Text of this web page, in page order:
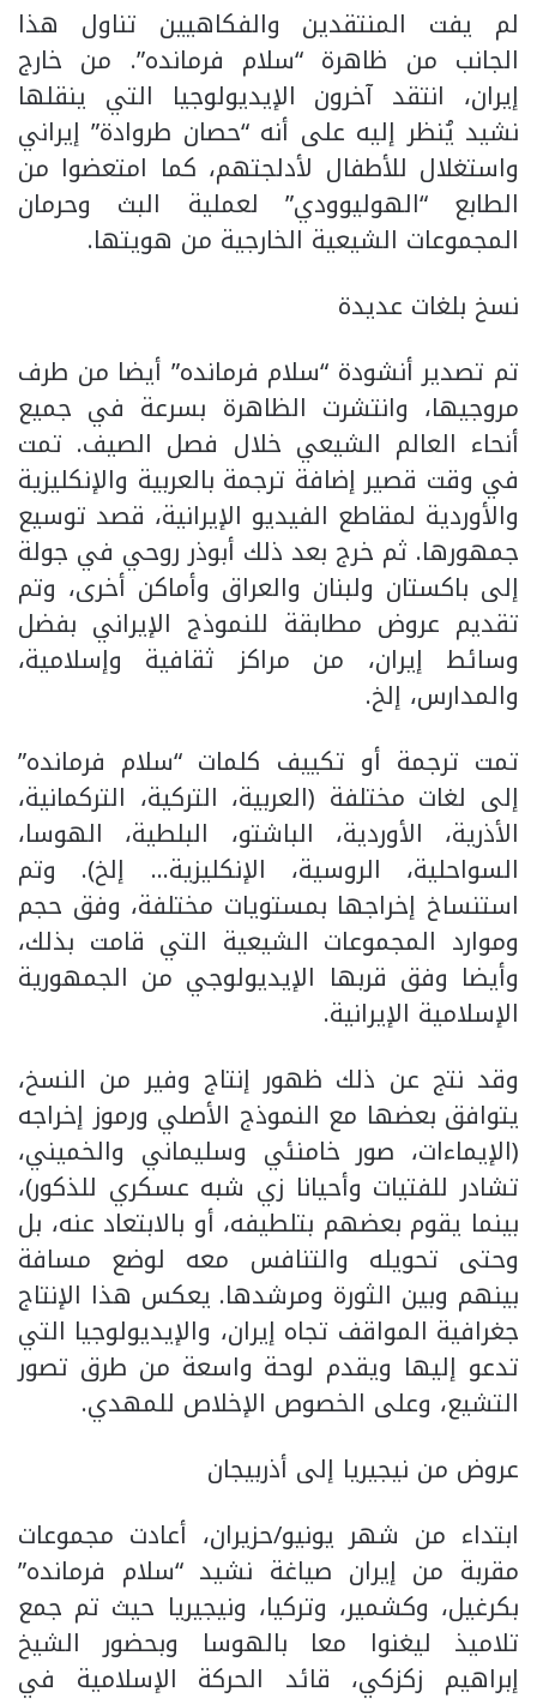
لم يفت المنتقدين والفكاهيين تناول هذا
الجانب من ظاهرة “سلام فرمانده”. من خارج
إيران، انتقد آخرون الإيديولوجيا التي ينقلها
نشيد يُنظر إليه على أنه “حصان طروادة” إيراني
واستغلال للأطفال لأدلجتهم، كما امتعضوا من
الطابع “الهوليوودي” لعملية البث وحرمان
المجموعات الشيعية الخارجية من هويتها.
نسخ بلغات عديدة
تم تصدير أنشودة “سلام فرمانده” أيضا من طرف
مروجيها، وانتشرت الظاهرة بسرعة في جميع
أنحاء العالم الشيعي خلال فصل الصيف. تمت
في وقت قصير إضافة ترجمة بالعربية والإنكليزية
والأوردية لمقاطع الفيديو الإيرانية، قصد توسيع
جمهورها. ثم خرج بعد ذلك أبوذر روحي في جولة
إلى باكستان ولبنان والعراق وأماكن أخرى، وتم
تقديم عروض مطابقة للنموذج الإيراني بفضل
وسائط إيران، من مراكز ثقافية وإسلامية،
والمدارس، إلخ.
تمت ترجمة أو تكييف كلمات “سلام فرمانده”
إلى لغات مختلفة (العربية، التركية، التركمانية،
الأذرية، الأوردية، الباشتو، البلطية، الهوسا،
السواحلية، الروسية، الإنكليزية… إلخ). وتم
استنساخ إخراجها بمستويات مختلفة، وفق حجم
وموارد المجموعات الشيعية التي قامت بذلك،
وأيضا وفق قربها الإيديولوجي من الجمهورية
الإسلامية الإيرانية.
وقد نتج عن ذلك ظهور إنتاج وفير من النسخ،
يتوافق بعضها مع النموذج الأصلي ورموز إخراجه
(الإيماءات، صور خامنئي وسليماني والخميني،
تشادر للفتيات وأحيانا زي شبه عسكري للذكور)،
بينما يقوم بعضهم بتلطيفه، أو بالابتعاد عنه، بل
وحتى تحويله والتنافس معه لوضع مسافة
بينهم وبين الثورة ومرشدها. يعكس هذا الإنتاج
جغرافية المواقف تجاه إيران، والإيديولوجيا التي
تدعو إليها ويقدم لوحة واسعة من طرق تصور
التشيع، وعلى الخصوص الإخلاص للمهدي.
عروض من نيجيريا إلى أذربيجان
ابتداء من شهر يونيو/حزيران، أعادت مجموعات
مقربة من إيران صياغة نشيد “سلام فرمانده”
بكرغيل، وكشمير، وتركيا، ونيجيريا حيث تم جمع
تلاميذ ليغنوا معا بالهوسا وبحضور الشيخ
إبراهيم زكزكي، قائد الحركة الإسلامية في